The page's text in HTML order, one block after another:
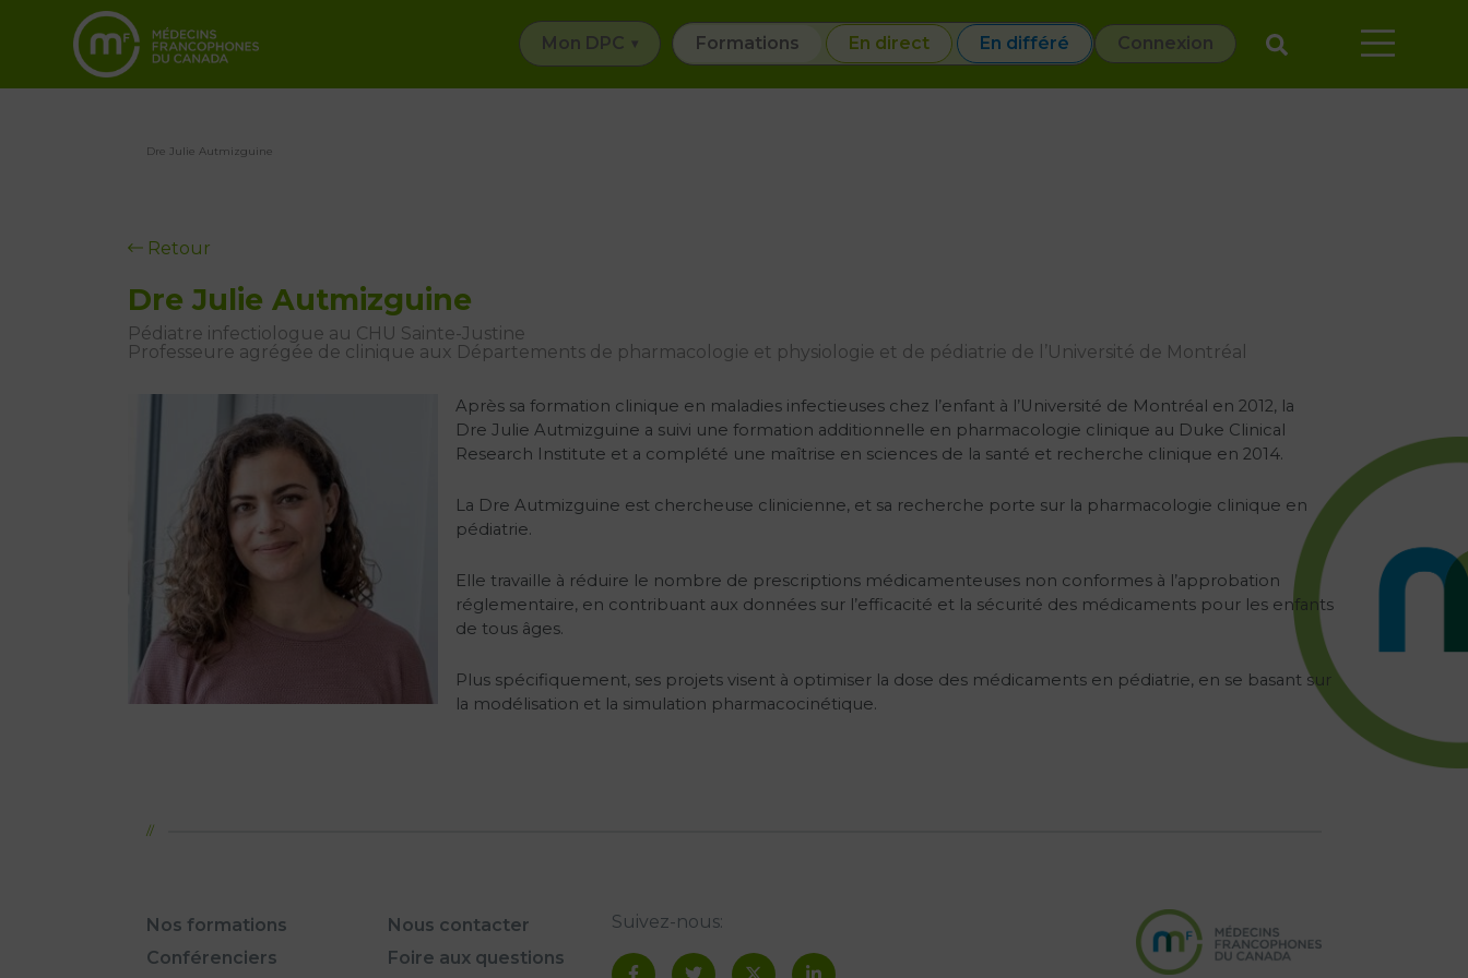
Mon DPC Formations En direct En différé Connexion
Dre Julie Autmizguine
Retour
Dre Julie Autmizguine
Pédiatre infectiologue au CHU Sainte-Justine
Professeure agrégée de clinique aux Départements de pharmacologie et physiologie et de pédiatrie de l’Université de Montréal
Après sa formation clinique en maladies infectieuses chez l’enfant à l’Université de Montréal en 2012, la
Dre Julie Autmizguine a suivi une formation additionnelle en pharmacologie clinique au Duke Clinical
Research Institute et a complété une maîtrise en sciences de la santé et recherche clinique en 2014.
La Dre Autmizguine est chercheuse clinicienne, et sa recherche porte sur la pharmacologie clinique en
pédiatrie.
Elle travaille à réduire le nombre de prescriptions médicamenteuses non conformes à l’approbation
réglementaire, en contribuant aux données sur l’efficacité et la sécurité des médicaments pour les enfants
de tous âges.
Plus spécifiquement, ses projets visent à optimiser la dose des médicaments en pédiatrie, en se basant sur
la modélisation et la simulation pharmacocinétique.
Nos formations
Conférenciers
Nous contacter
Foire aux questions
Suivez-nous: